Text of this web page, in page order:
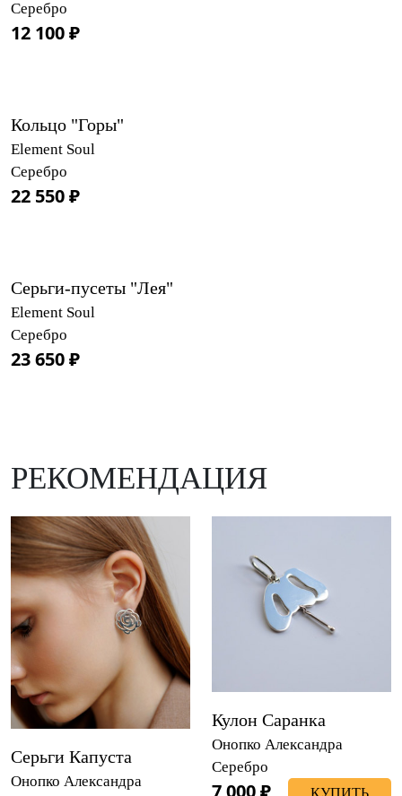
Серебро
12 100 ₽
Кольцо "Горы"
Element Soul
Серебро
22 550 ₽
Серьги-пусеты "Лея"
Element Soul
Серебро
23 650 ₽
РЕКОМЕНДАЦИЯ
Серьги Капуста
Онопко Александра
Кулон Саранка
Онопко Александра
Серебро
7 000 ₽ КУПИТЬ